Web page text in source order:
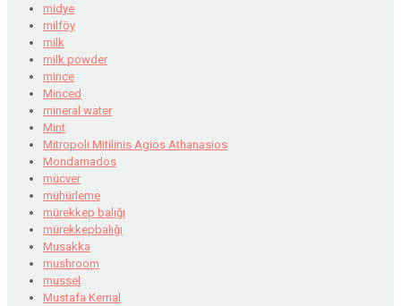
midye
milföy
milk
milk powder
mince
Minced
mineral water
Mint
Mitropoli Mitilinis Agios Athanasios
Mondamados
mücver
mühürleme
mürekkep balığı
mürekkepbalığı
Musakka
mushroom
mussel
Mustafa Kemal